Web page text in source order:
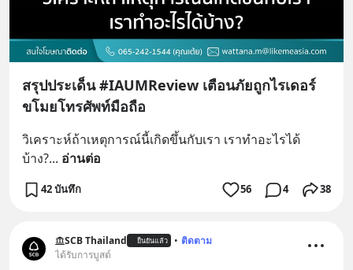
สรุปประเด็น #IAUMReview เตือนภัยถูกไรเดอร์
ขโมยโทรศัพท์มือถือ
วิเคราะห์ถ้าเหตุการณ์นี้เกิดขึ้นกับเรา เราทำอะไรได้
บ้าง?... อ่านต่อ
42 บันทึก 56 4 38
SCB Thailand ยืนยันแล้ว • ติดตาม
ได้รับการบูสต์